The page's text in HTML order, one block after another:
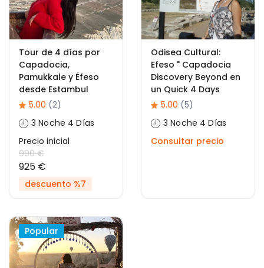
Tour de 4 días por
Capadocia,
Pamukkale y Éfeso
desde Estambul
5.00 (2)
3 Noche 4 Días
Precio inicial
990 €
925 €
descuento %7
Odisea Cultural:
Efeso " Capadocia
Discovery Beyond en
un Quick 4 Days
5.00 (5)
3 Noche 4 Días
Consultar precio
Popular